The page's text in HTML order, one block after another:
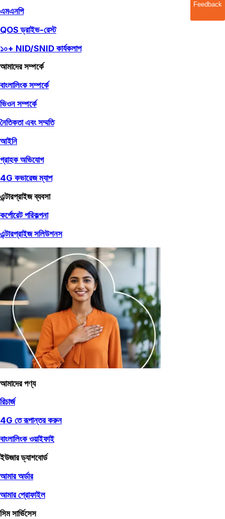
এমএনপি
QOS ড্রাইভ-রেস্ট
১০+ NID/SNID কার্যকলাপ
আমাদের সম্পর্কে
বাংলালিংক সম্পর্কে
ভিওন সম্পর্কে
নৈতিকতা এবং সম্মতি
আইনি
গ্রাহক অভিযোগ
4G কভারেজ ম্যাপ
এন্টারপ্রাইজ ব্যবসা
কর্পোরেট পরিকল্পনা
এন্টারপ্রাইজ সলিউশনস
আমাদের পণ্য
রিচার্জ
4G তে রূপান্তর করুন
বাংলালিংক ওয়াইফাই
ইউজার ড্যাশবোর্ড
আমার অর্ডার
আমার প্রোফাইল
সিম সার্ভিসেস
Feedback